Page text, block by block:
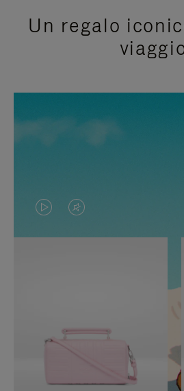
Un regalo
IL
VIDEO
PAUSA,
PREMERE
IL
VIDEO
ATTIVARE